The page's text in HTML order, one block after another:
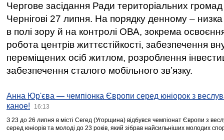
Чергове засідання Ради територіальних громад
Чернігові 27 липня. На порядку денному –
в полі зору й на контролі ОВА, зокрема освоєння
робота центрів життєстійкості, забезпечення
переміщених осіб житлом, розроблення
забезпечення сталого мобільного зв’язку.
Анна Юр'єва — чемпіонка Європи серед юніорок з
каное!
16:13
З 23 до 26 липня в місті Сегед (Угорщина) відбувся чемпіонат Європи з
серед юніорів та молоді до 23 років, який зібрав найсильніших молодих